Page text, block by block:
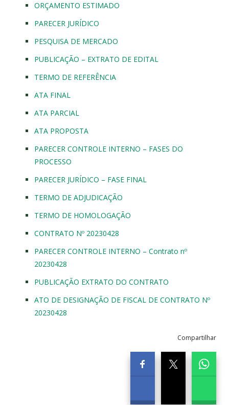
ORÇAMENTO ESTIMADO
PARECER JURÍDICO
PESQUISA DE MERCADO
PUBLICAÇÃO – EXTRATO DE EDITAL
TERMO DE REFERÊNCIA
ATA FINAL
ATA PARCIAL
ATA PROPOSTA
PARECER CONTROLE INTERNO – FASES DO
PROCESSO
PARECER JURÍDICO – FASE FINAL
TERMO DE ADJUDICAÇÃO
TERMO DE HOMOLOGAÇÃO
CONTRATO Nº 20230428
PARECER CONTROLE INTERNO – Contrato nº
20230428
PUBLICAÇÃO EXTRATO DO CONTRATO
ATO DE DESIGNAÇÃO DE FISCAL DE CONTRATO Nº
20230428
Compartilhar